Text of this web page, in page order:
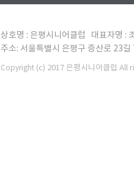
상호명 : 은평시니어클럽 대표자명
주소: 서울특별시 은평구 증산로
Copyright (c) 2017 은평시니어클럽